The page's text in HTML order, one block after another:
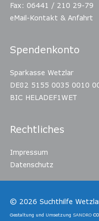
Fax: 06441 / 210 29-79
eMail-Kontakt & Anfahrt
Spendenkonto
Sparkasse Wetzlar
DE82 5155 0035 0010
BIC HELADEF1WET
Rechtliches
Impressum
Datenschutz
© 2026 Suchthilfe
Gestaltung und Umsetzung SANDRO